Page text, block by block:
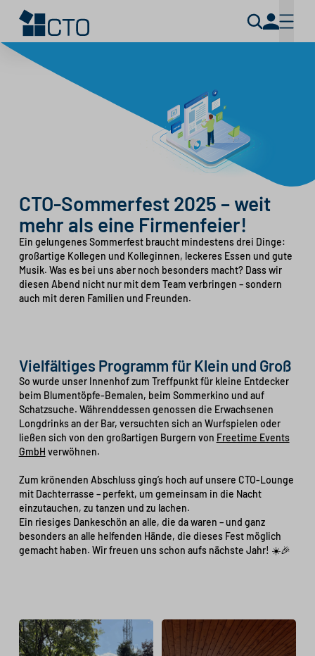
CTO-Sommerfest 2025 – weit
mehr als eine Firmenfeier!
Ein gelungenes Sommerfest braucht mindestens drei Dinge:
großartige Kollegen und Kolleginnen, leckeres Essen und gute
Musik. Was es bei uns aber noch besonders macht? Dass wir
diesen Abend nicht nur mit dem Team verbringen – sondern
auch mit deren Familien und Freunden.
Vielfältiges Programm für Klein und Groß
So wurde unser Innenhof zum Treffpunkt für kleine Entdecker
beim Blumentöpfe-Bemalen, beim Sommerkino und auf
Schatzsuche. Währenddessen genossen die Erwachsenen
Longdrinks an der Bar, versuchten sich an Wurfspielen oder
ließen sich von den großartigen Burgern von Freetime Events
GmbH verwöhnen.
Zum krönenden Abschluss ging’s hoch auf unsere CTO-Lounge
mit Dachterrasse – perfekt, um gemeinsam in die Nacht
einzutauchen, zu tanzen und zu lachen.
Ein riesiges Dankeschön an alle, die da waren – und ganz
besonders an alle helfenden Hände, die dieses Fest möglich
gemacht haben. Wir freuen uns schon aufs nächste Jahr! ☀️🎉